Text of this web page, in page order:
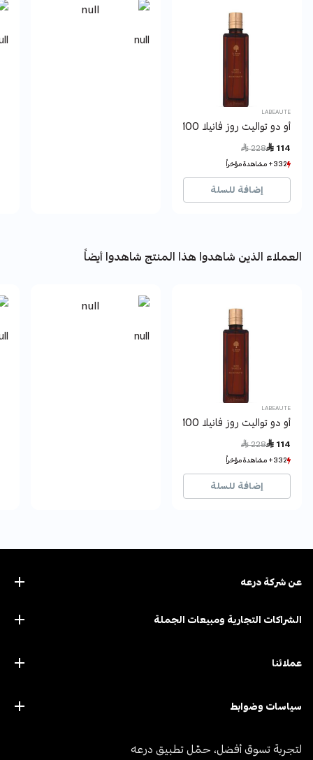
LABEAUTE
أو دو تواليت روز فانيلا 100 مل لابوتيه.
 114
Price reduced from
 228
332+ مشاهدة مؤخراً
50+ بيع مؤخراً
332+ مشاهدة مؤخراً
50+ بيع مؤخراً
إضافة للسلة
null
العملاء الذين شاهدوا هذا المنتج شاهدوا أيضاً
LABEAUTE
أو دو تواليت روز فانيلا 100 مل لابوتيه.
 114
Price reduced from
 228
332+ مشاهدة مؤخراً
50+ بيع مؤخراً
332+ مشاهدة مؤخراً
50+ بيع مؤخراً
إضافة للسلة
null
عن ﺷﺮﻛﺔ درﻋﻪ
الشراكات التجارية ومبيعات الجملة
عملائنا
سياسات وضوابط
لتجربة تسوق أفضل، حمّل تطبيق درعه